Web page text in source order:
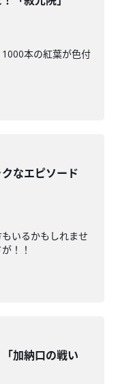
本の紅葉が色付
なエピソード
いるかもしれませ
！！
加納口の戦い